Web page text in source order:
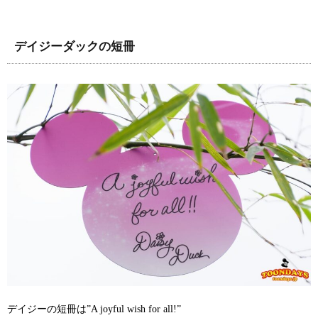
デイジーダックの短冊
デイジーの短冊は”A joyful wish for all!”